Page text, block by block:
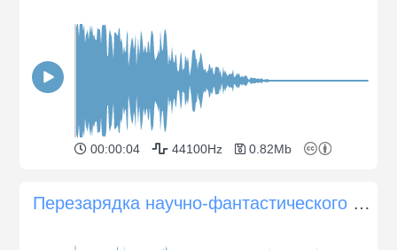
00:00:04 44100Hz 0.82Mb
Перезарядка научно-фантастического оружия